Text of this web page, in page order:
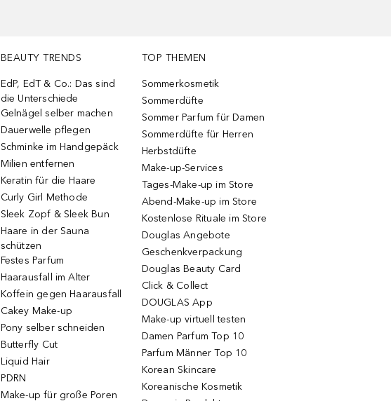
BEAUTY TRENDS
EdP, EdT & Co.: Das sind
die Unterschiede
Gelnägel selber machen
Dauerwelle pflegen
Schminke im Handgepäck
Milien entfernen
Keratin für die Haare
Curly Girl Methode
Sleek Zopf & Sleek Bun
Haare in der Sauna
schützen
Festes Parfum
Haarausfall im Alter
Koffein gegen Haarausfall
Cakey Make-up
Pony selber schneiden
Butterfly Cut
Liquid Hair
PDRN
Make-up für große Poren
TOP THEMEN
Sommerkosmetik
Sommerdüfte
Sommer Parfum für Damen
Sommerdüfte für Herren
Herbstdüfte
Make-up-Services
Tages-Make-up im Store
Abend-Make-up im Store
Kostenlose Rituale im Store
Douglas Angebote
Geschenkverpackung
Douglas Beauty Card
Click & Collect
DOUGLAS App
Make-up virtuell testen
Damen Parfum Top 10
Parfum Männer Top 10
Korean Skincare
Koreanische Kosmetik